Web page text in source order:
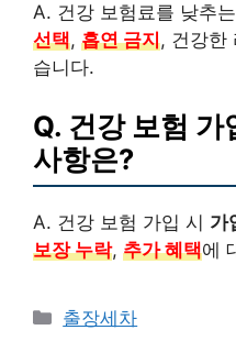
A. 건강 보험료를 낮추
선택, 흡연 금지, 건강한
습니다.
Q. 건강 보험
사항은?
A. 건강 보험 가입 시 가
보장 누락, 추가 혜택에
Categories
출장세차